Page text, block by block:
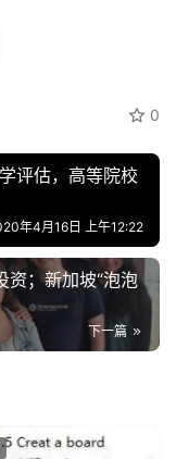
0
评估，高等院校
年4月16日 上午12:22
资；新加坡“泡泡
下一篇